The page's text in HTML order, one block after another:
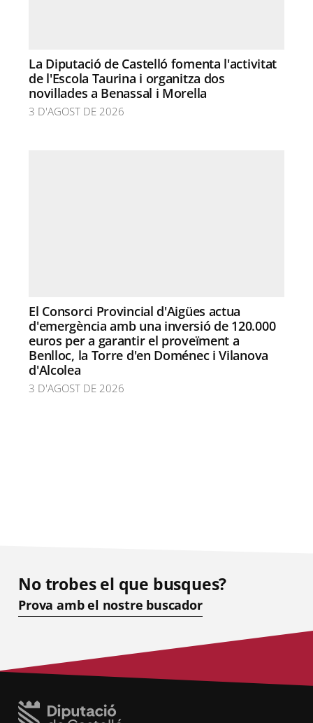
La Diputació de Castelló fomenta l'activitat
de l'Escola Taurina i organitza dos
novillades a Benassal i Morella
3 D'AGOST DE 2026
El Consorci Provincial d'Aigües actua
d'emergència amb una inversió de 120.000
euros per a garantir el proveïment a
Benlloc, la Torre d'en Doménec i Vilanova
d'Alcolea
3 D'AGOST DE 2026
No trobes el que busques?
Prova amb el nostre buscador